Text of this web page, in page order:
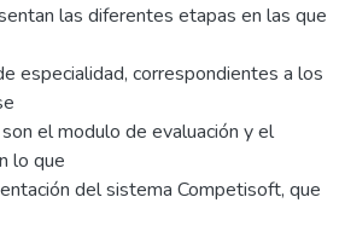
las diferentes etapas en las que
especialidad, correspondientes a los
el modulo de evaluación y el
lo que
del sistema Competisoft, que